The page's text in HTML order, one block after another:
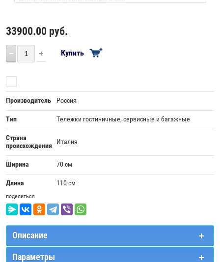
33900.00 руб.
Купить
Производитель Россия
Тип Тележки гостиничные, сервисные и багажные
Страна
происхождения
Италия
Ширина 70 см
Длина 110 см
поделиться
Описание
Параметры